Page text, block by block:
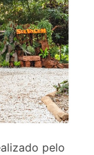
pelo